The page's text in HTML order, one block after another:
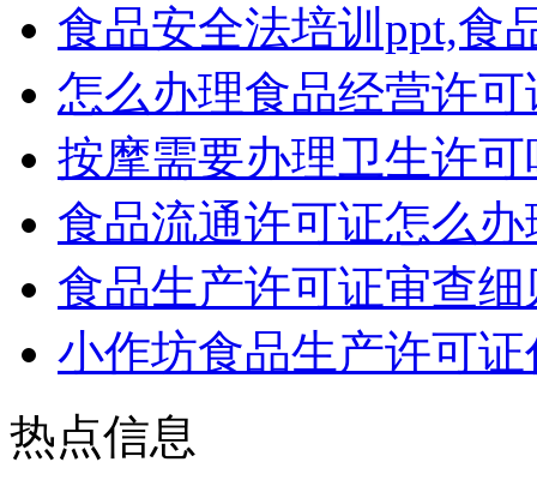
食品安全法培训ppt,食
怎么办理食品经营许
按摩需要办理卫生许
食品流通许可证怎么
食品生产许可证审查
小作坊食品生产许可
热点信息